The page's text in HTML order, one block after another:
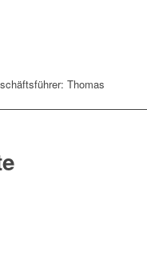
Thomas